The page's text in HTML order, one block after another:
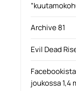
Archive 81
Evil Dead
joukossa